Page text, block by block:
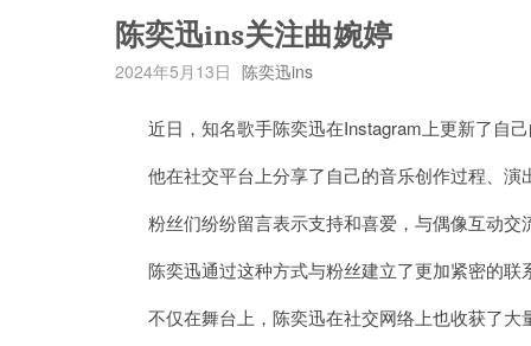
陈奕迅ins关注曲婉婷
2024年5月13日 陈奕迅ins
近日，知名歌手陈奕迅在Instagram上更新了自
他在社交平台上分享了自己的音乐创作过程、演
粉丝们纷纷留言表示支持和喜爱，与偶像互动交
陈奕迅通过这种方式与粉丝建立了更加紧密的联
不仅在舞台上，陈奕迅在社交网络上也收获了大